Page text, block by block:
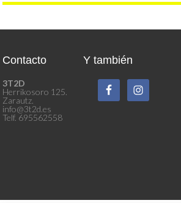
Contacto
3T2D
Herrikosoro 125.
Zarautz.
info@3t2d.es
Telf. 695562558
Y también